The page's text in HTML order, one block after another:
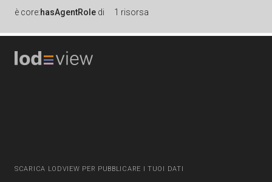
è core:hasAgentRole di 1 risorsa
SCARICA LODVIEW PER PUBBLICARE I TUOI DATI